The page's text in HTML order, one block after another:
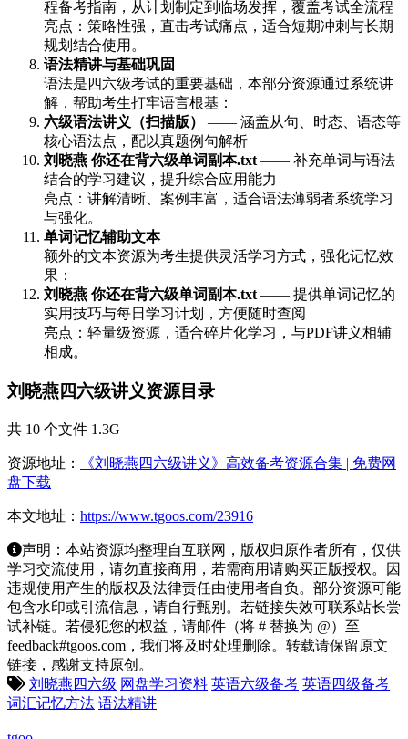
程备考指南，从计划制定到临场发挥，覆盖考试全流程
亮点：策略性强，直击考试痛点，适合短期冲刺与长期
规划结合使用。
语法精讲与基础巩固
语法是四六级考试的重要基础，本部分资源通过系统讲
解，帮助考生打牢语言根基：
六级语法讲义（扫描版）
—— 涵盖从句、时态、语态等
核心语法点，配以真题例句解析
刘晓燕 你还在背六级单词副本.txt—— 补充单词与语法
结合的学习建议，提升综合应用能力
亮点：讲解清晰、案例丰富，适合语法薄弱者系统学习
与强化。
单词记忆辅助文本
额外的文本资源为考生提供灵活学习方式，强化记忆效
果：
刘晓燕 你还在背六级单词副本.txt—— 提供单词记忆的
实用技巧与每日学习计划，方便随时查阅
亮点：轻量级资源，适合碎片化学习，与PDF讲义相辅
相成。
刘晓燕四六级讲义资源目录
共 10 个文件 1.3G
资源地址：
《刘晓燕四六级讲义》高效备考资源合集 | 免费网
盘下载
本文地址： https://www.tgoos.com/23916
声明：本站资源均整理自互联网，版权归原作者所有，仅供
学习交流使用，请勿直接商用，若需商用请购买正版授权。因
违规使用产生的版权及法律责任由使用者自负。部分资源可能
包含水印或引流信息，请自行甄别。若链接失效可联系站长尝
试补链。若侵犯您的权益，请邮件（将 # 替换为 @）至
feedback#tgoos.com，我们将及时处理删除。转载请保留原文
链接，感谢支持原创。
刘晓燕四六级 网盘学习资料 英语六级备考 英语四级备考
词汇记忆方法 语法精讲